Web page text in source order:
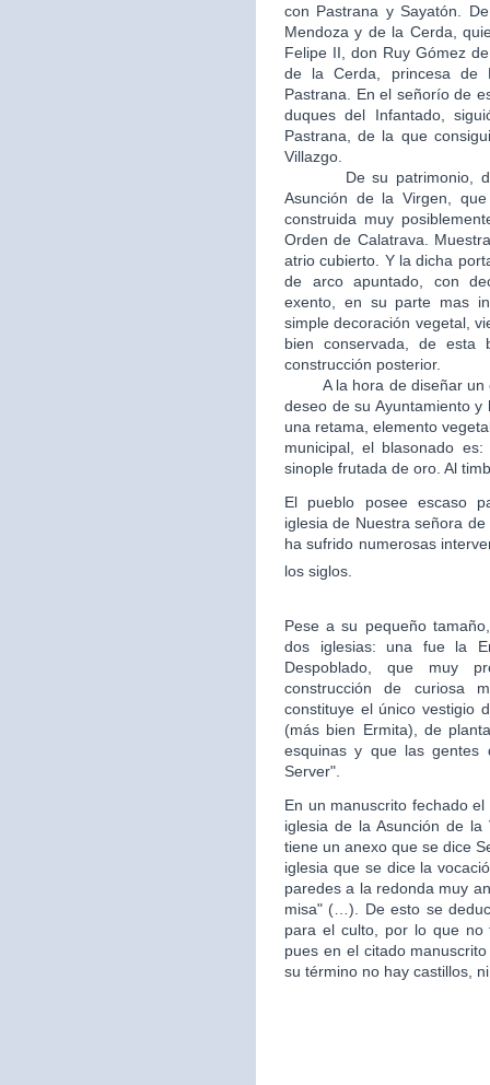
con Pastrana y Sayatón.
Mendoza y de la Cerda,
Felipe II, don Ruy Gómez
de la Cerda, princesa de
Pastrana. En el señorío de
duques del Infantado,
Pastrana, de la que
Villazgo.
De su patrimonio,
Asunción de la Virgen,
construida muy
Orden de Calatrava.
atrio cubierto. Y la dicha
de arco apuntado, con
exento, en su parte mas
simple decoración vegetal,
bien conservada, de
construcción posterior.
A la hora de diseñar un
deseo de su Ayuntamiento
una retama, elemento
municipal, el blasonado
sinople frutada de oro. Al
El pueblo posee escaso
iglesia de Nuestra señora
ha sufrido numerosas
los siglos.
Pese a su pequeño
dos iglesias: una fue la
Despoblado, que muy
construcción de curiosa
constituye el único vestigio
(más bien Ermita), de
esquinas y que las gentes
Server".
En un manuscrito fechado
iglesia de la Asunción de
tiene un anexo que se dice
iglesia que se dice la
paredes a la redonda muy
misa" (…). De esto se
para el culto, por lo que no
pues en el citado
su término no hay castillos,